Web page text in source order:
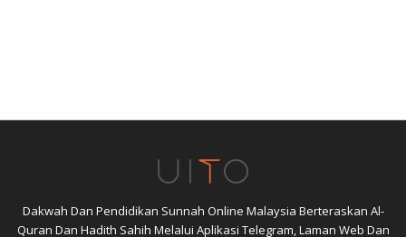
Dakwah Dan Pendidikan Sunnah Online Malaysia Berteraskan Al-
Quran Dan Hadith Sahih Melalui Aplikasi Telegram, Laman Web Dan